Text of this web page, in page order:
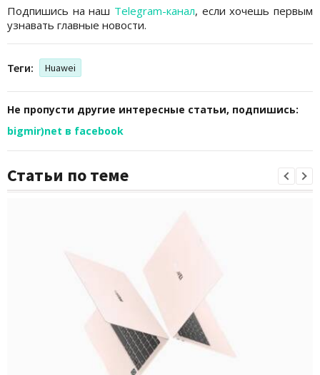
Подпишись на наш Telegram-канал, если хочешь первым
узнавать главные новости.
Теги: Huawei
Не пропусти другие интересные статьи, подпишись:
bigmir)net в facebook
Статьи по теме